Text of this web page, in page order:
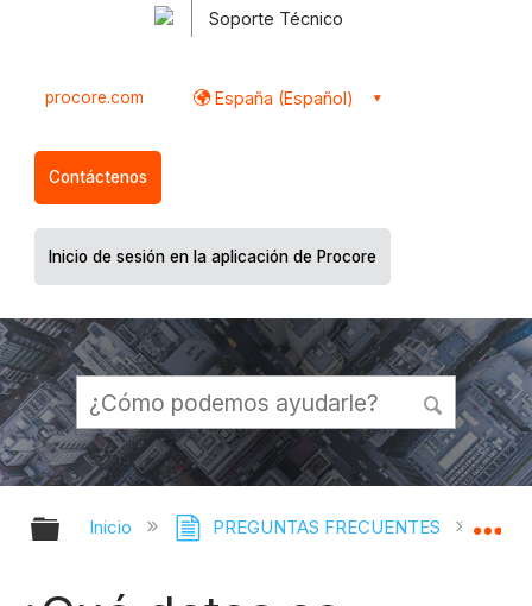
Soporte Técnico
procore.com España (Español)
Contáctenos
Inicio de sesión en la aplicación de Procore
Expandir/contraer jerarquía global
Inicio PREGUNTAS FRECUENTES